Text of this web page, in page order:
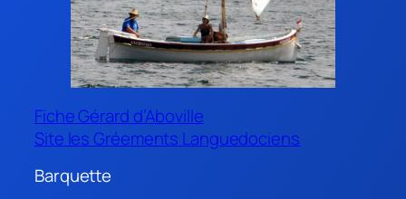
Fiche Gérard d’Aboville
Site les Gréements Languedociens
Barquette